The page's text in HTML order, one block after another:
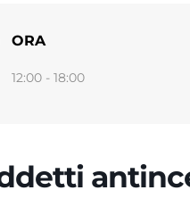
ORA
12:00 - 18:00